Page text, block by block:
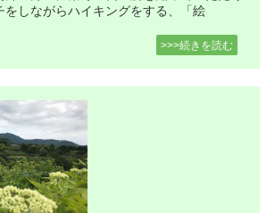
をしながらハイキングをする、「絵
>>>続きを読む